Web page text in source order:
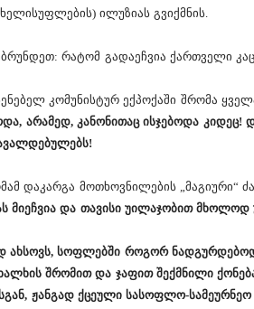
ილუზიას გვიქმნის.
რატომ გადაეჩვია ქართველი
კომუნისტურ ექპოქაში შრომა
არამედ, კანონითაც ისჯებოდა კიდეც!
დაკარგა მოთხოვნილების „მაგიური“
მიეჩვია და თავისი უილაჯობით
ახსოვს, სოფლებში როგორ
შრომით და ჯაფით შექმნილი
ჟანგად ქცეული სასოფლო-